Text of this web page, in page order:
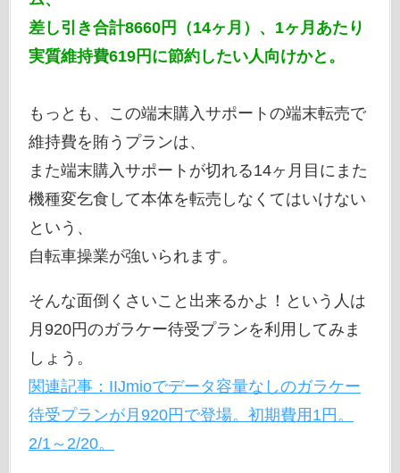
差し引き合計8660円（14ヶ月）、1ヶ月あたり
実質維持費619円に節約したい人向けかと。
もっとも、この端末購入サポートの端末転売で
維持費を賄うプランは、
また端末購入サポートが切れる14ヶ月目にまた
機種変乞食して本体を転売しなくてはいけない
という、
自転車操業が強いられます。
そんな面倒くさいこと出来るかよ！という人は
月920円のガラケー待受プランを利用してみま
しょう。
関連記事：IIJmioでデータ容量なしのガラケー
待受プランが月920円で登場。初期費用1円。
2/1～2/20。